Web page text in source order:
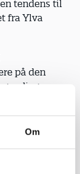
Om
tendens til
fra Ylva
på den
diagnoser
til at
i slagsmål
og